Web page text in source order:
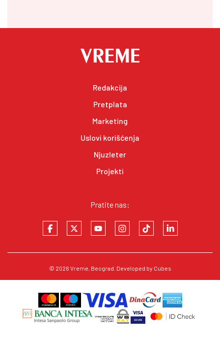
Redakcija
Pretplata
Marketing
Uslovi korišćenja
Njuzleter
Projekti
Pratite nas:
© 2026 Vreme, Beograd. Developed by Cubes